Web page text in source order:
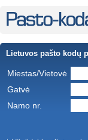
Lietuvos pašto kodų
Miestas/Vietovė
Gatvė
Namo nr.